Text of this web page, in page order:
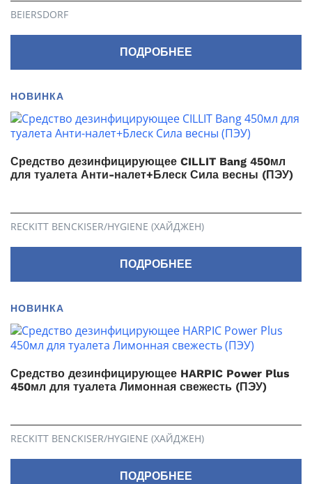
BEIERSDORF
ПОДРОБНЕЕ
НОВИНКА
Средство дезинфицирующее CILLIT Bang 450мл
для туалета Анти-налет+Блеск Сила весны (ПЭУ)
RECKITT BENCKISER/HYGIENE (ХАЙДЖЕН)
ПОДРОБНЕЕ
НОВИНКА
Средство дезинфицирующее HARPIC Power Plus
450мл для туалета Лимонная свежесть (ПЭУ)
RECKITT BENCKISER/HYGIENE (ХАЙДЖЕН)
ПОДРОБНЕЕ